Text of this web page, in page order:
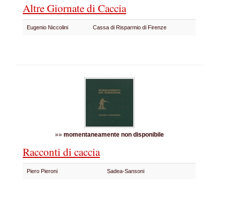
Altre Giornate di Caccia
Eugenio Niccolini Cassa di Risparmio di Firenze
»» momentaneamente non disponibile
Racconti di caccia
Piero Pieroni Sadea-Sansoni